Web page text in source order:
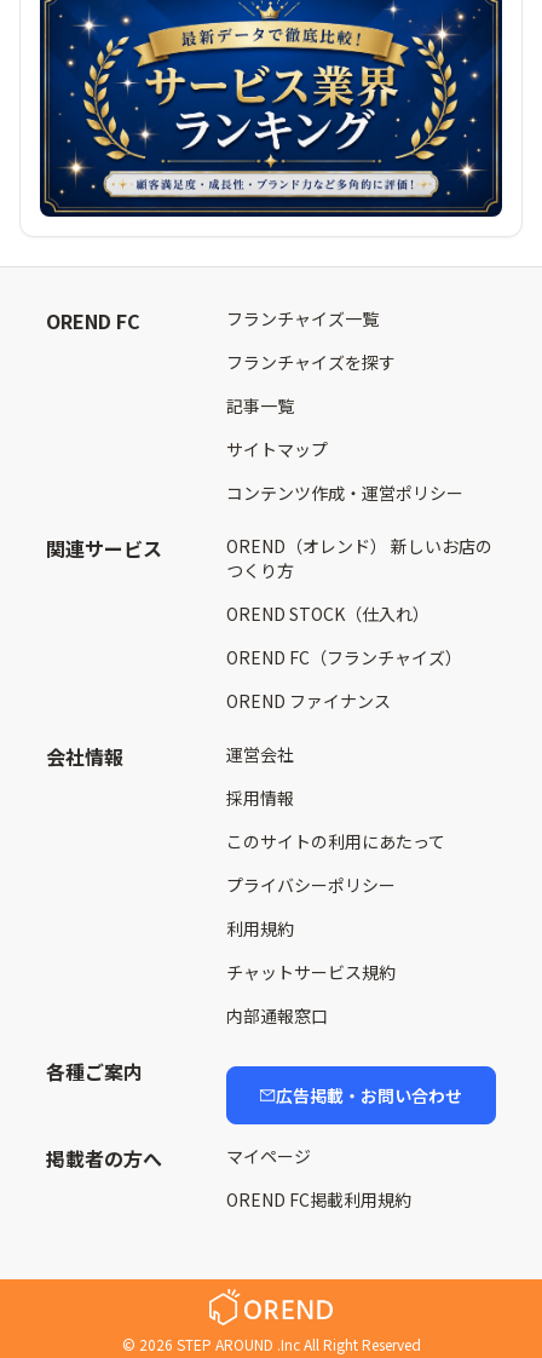
OREND FC
フランチャイズ一覧
フランチャイズを探す
記事一覧
サイトマップ
コンテンツ作成・運営ポリシー
関連サービス
OREND（オレンド） 新しいお店の
つくり方
OREND STOCK（仕入れ）
OREND FC（フランチャイズ）
OREND ファイナンス
会社情報
運営会社
採用情報
このサイトの利用にあたって
プライバシーポリシー
利用規約
チャットサービス規約
内部通報窓口
各種ご案内
広告掲載・お問い合わせ
掲載者の方へ
マイページ
OREND FC掲載利用規約
© 2026 STEP AROUND .Inc All Right Reserved